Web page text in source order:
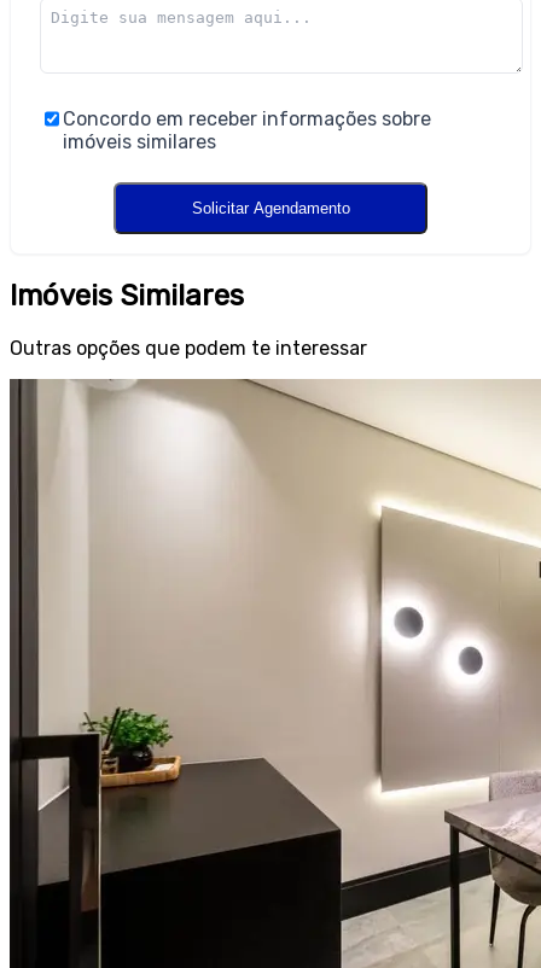
Concordo em receber informações sobre
imóveis similares
Imóveis Similares
Outras opções que podem te interessar